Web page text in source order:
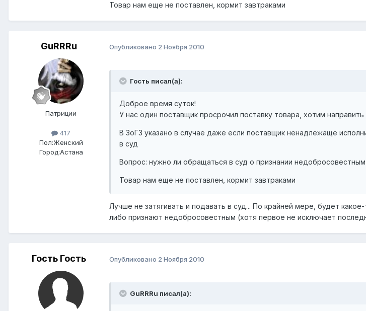
Товар нам еще не поставлен, кормит завтраками
GuRRRu
Патриции
417
Пол:Женский
Город:Астана
Опубликовано 2 Ноября 2010
Гость писал(а):
Доброе время суток!
У нас один поставщик просрочил поставку товара, хотим
В ЗоГЗ указано в случае даже если поставщик ненадлежаще
в суд
Вопрос: нужно ли обращаться в суд о признании
Товар нам еще не поставлен, кормит завтраками
Лучше не затягивать и подавать в суд... По крайней мере, будет
либо признают недобросовестным (хотя первое не исключает
Гость Гость Опубликовано 2 Ноября 2010
GuRRRu писал(а):